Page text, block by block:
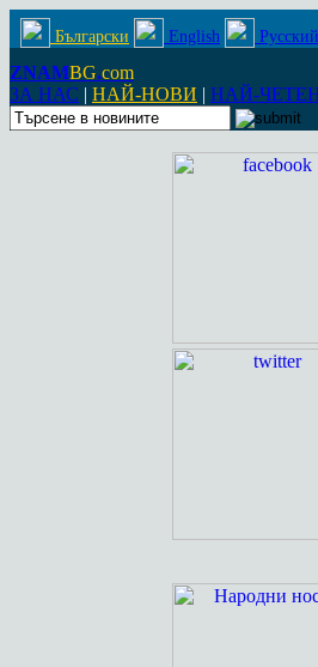
Български English Русский
ZNAMBG.com
ЗА НАС | НАЙ-НОВИ | НАЙ-